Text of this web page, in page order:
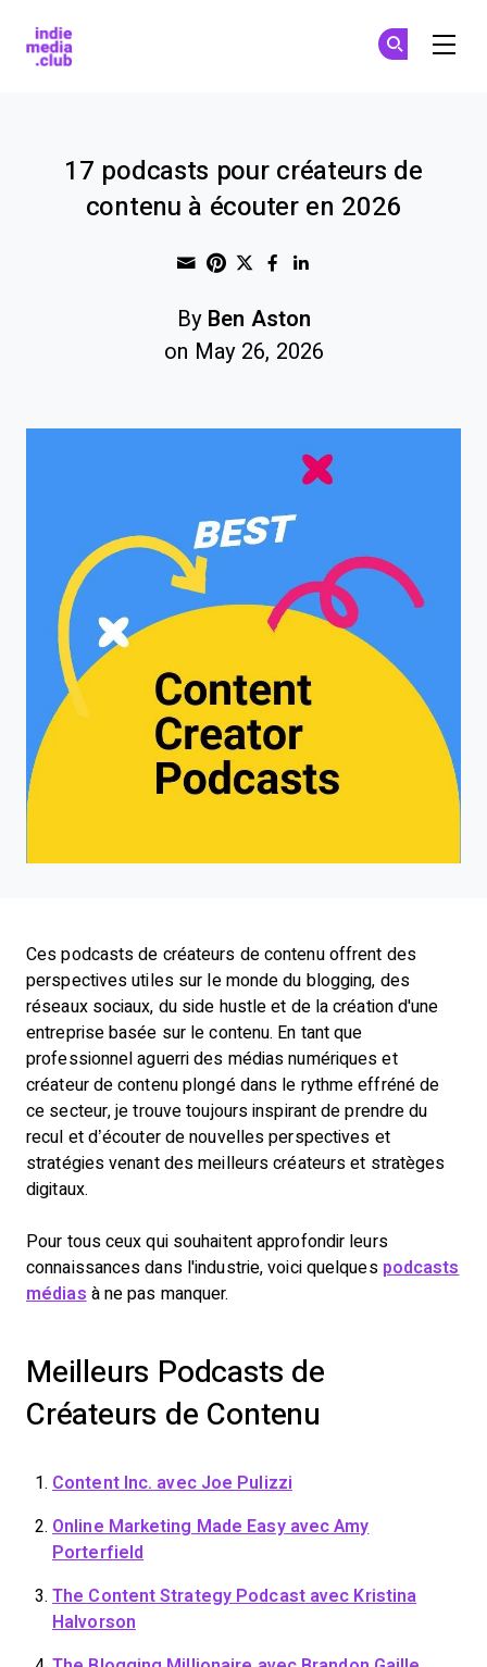
17 podcasts pour créateurs de
contenu à écouter en 2026
Share through Email
Print this page
Share on Pinterest
Share on Twitter
Share on
By Ben Aston
on May 26, 2026
Ces podcasts de créateurs de contenu offrent des
perspectives utiles sur le monde du blogging, des
réseaux sociaux, du side hustle et de la création d'une
entreprise basée sur le contenu. En tant que
professionnel aguerri des médias numériques et
créateur de contenu plongé dans le rythme effréné de
ce secteur, je trouve toujours inspirant de prendre du
recul et d’écouter de nouvelles perspectives et
stratégies venant des meilleurs créateurs et stratèges
digitaux.
Pour tous ceux qui souhaitent approfondir leurs
connaissances dans l'industrie, voici quelques podcasts
médias à ne pas manquer.
Meilleurs Podcasts de
Créateurs de Contenu
Content Inc. avec Joe Pulizzi
Online Marketing Made Easyavec Amy
Porterfield
The Content Strategy Podcastavec Kristina
Halvorson